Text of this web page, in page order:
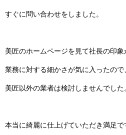
すぐに問い合わせをしました。
美匠のホームページを見て社長の印象
業務に対する細かさが気に入ったので
美匠以外の業者は検討しませんでした
本当に綺麗に仕上げていただき満足で